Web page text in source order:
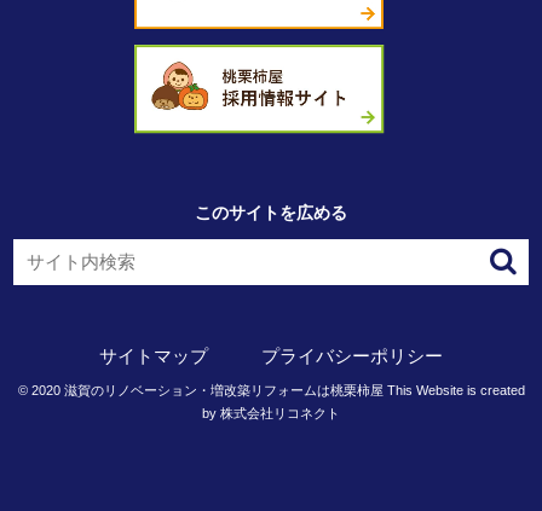
このサイトを広める
サイトマップ プライバシーポリシー
© 2020 滋賀のリノベーション・増改築リフォームは桃栗柿屋 This Website is created
by 株式会社リコネクト